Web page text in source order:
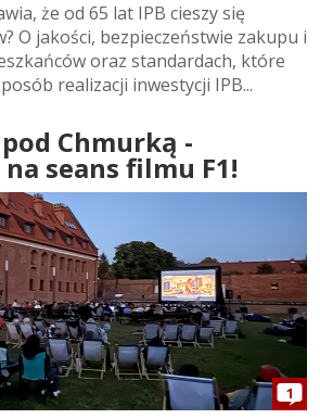
że od 65 lat IPB cieszy się
O jakości, bezpieczeństwie zakupu i
oraz standardach, które
realizacji inwestycji IPB...
Chmurką -
seans filmu F1!
1